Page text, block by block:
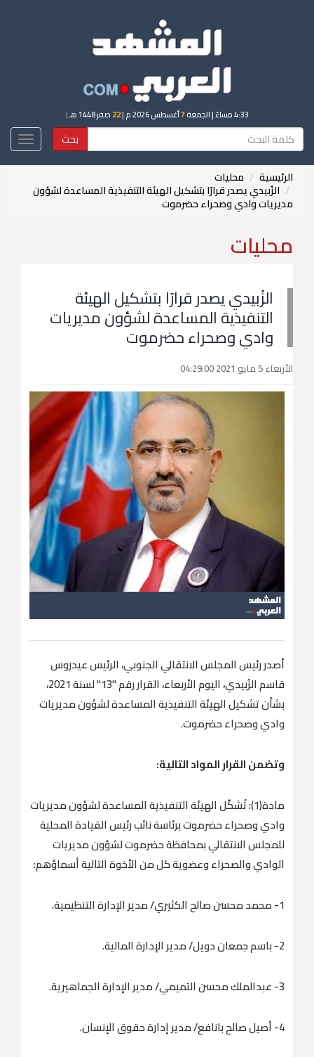
4:33 مساءً | الجمعة7أغسطس 2026 م | 22 صفر 1448 هـ |
بحث
الرئيسية محليات
الزُبيدي يصدر قرارًا بتشكيل الهيئة التنفيذية المساعدة لشؤون
مديريات وادي وصحراء حضرموت
محليات
الزُبيدي يصدر قرارًا بتشكيل الهيئة
التنفيذية المساعدة لشؤون مديريات
وادي وصحراء حضرموت
الأربعاء 5 مايو 2021 04:29:00
أصدر رئيس المجلس الانتقالي الجنوبي، الرئيس عيدروس
قاسم الزُبيدي، اليوم الأربعاء، القرار رقم "13" لسنة 2021،
بشأن تشكيل الهيئة التنفيذية المساعدة لشؤون مديريات
وادي وصحراء حضرموت.
وتضمن القرار المواد التالية:
مادة(1): تُشكّل الهيئة التنفيذية المساعدة لشؤون مديريات
وادي وصحراء حضرموت برئاسة نائب رئيس القيادة المحلية
للمجلس الانتقالي بمحافظة حضرموت لشؤون مديريات
الوادي والصحراء وعضوية كل من الأخوة التالية أسماؤهم:
1- محمد محسن صالح الكثيري/ مدير الإدارة التنظيمية.
2- باسم جمعان دويل/ مدير الإدارة المالية.
3- عبدالملك محسن التميمي/ مدير الإدارة الجماهيرية.
4- أصيل صالح بانافع/ مدير إدارة حقوق الإنسان.